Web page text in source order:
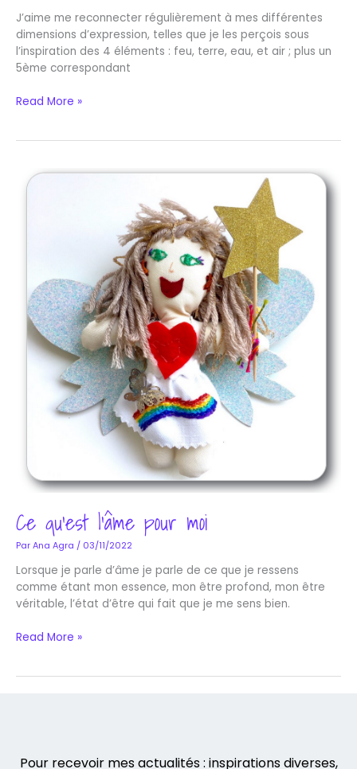
J’aime me reconnecter régulièrement à mes différentes
dimensions d’expression, telles que je les perçois sous
l’inspiration des 4 éléments : feu, terre, eau, et air ; plus un
5ème correspondant
Read More »
Ce qu’est l’âme pour moi
Par Ana Agra / 03/11/2022
Lorsque je parle d’âme je parle de ce que je ressens
comme étant mon essence, mon être profond, mon être
véritable, l’état d’être qui fait que je me sens bien.
Ce
Read More »
Pour recevoir mes actualités : inspirations diverses,